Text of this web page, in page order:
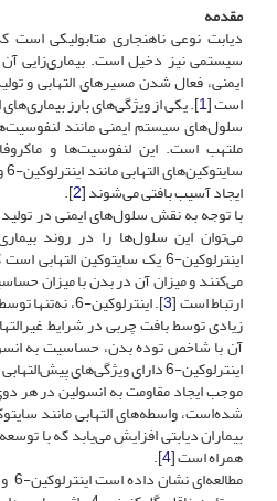
مقدمه
دیابت نوعی ناهنجاری متابولیکی
سیستمی نیز دخیل است. بیماری‌زایی
ایمنی، فعال شدن مسیرهای التهابی و
است [1
ملتهب است. این لنفوسیت‌ها و
ایجاد آسیب بافتی می‌شوند [2
].
با توجه به نقش سلول‌های ایمنی در تولید
می‌توان این سلول‌ها را در روند
اینترلوکین-6‌ یک سایتوکین
می‌کنند و میزان آن در بدن با میزان
ارتباط است [3 ]. اینترلوکین-
زیادی توسط بافت چربی در شرایط
آن با شاخص توده بدن، حساسیت به
اینترلوکین-‌6 دارای ویژگی‌های
موجب ایجاد مقاومت به انسولین در
بیماران دیابتی افزایش می‌یابد که با
همراه است [4
].